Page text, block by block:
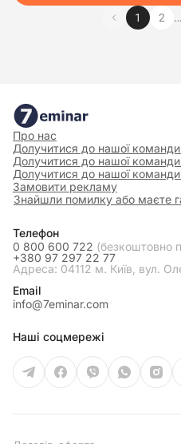
1 2 …
Про нас
Долучитися до нашої команди
Долучитися до нашої команди
Долучитися до нашої команди
Замовити рекламу
Знайшли помилку або маєте
Телефон
0 800 600 722 (безкоштовно
+380 97 297 22 77
Адреса: 04112 м. Київ, вул.
Email
info@7eminar.com
Наші соцмережі